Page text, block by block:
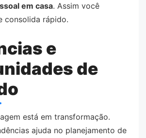
em casa. Assim você
consolida rápido.
e
de
está em transformação.
ajuda no planejamento de